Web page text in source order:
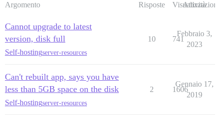
Argomento Risposte Visualizzazioni
Attività
Cannot upgrade to latest
version, disk full
Self-hostingserver-resources
10 741
Febbraio 3,
2023
Can't rebuilt app, says you have
less than 5GB space on the disk
Self-hostingserver-resources
2 1606
Gennaio 17,
2019